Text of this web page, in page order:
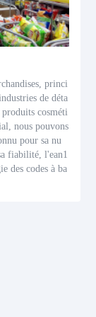
princi
de déta
cosméti
nous pouvons
pour sa nu
fiabilité, l'ean1
des codes à ba